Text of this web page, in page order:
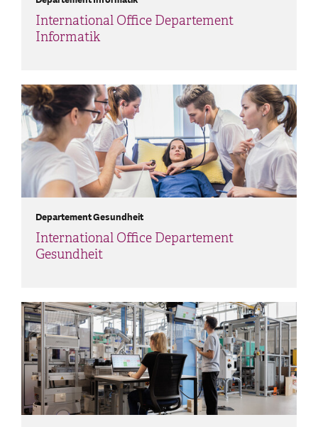
International Office Departement
Informatik
International Office Departement
Gesundheit
Departement Gesundheit